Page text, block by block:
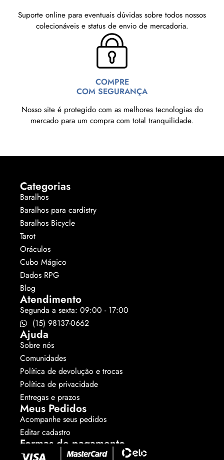
Suporte online para eventuais dúvidas sobre todos nossos
colecionáveis e status de envio de mercadoria.
COMPRE
COM SEGURANÇA
Nosso site é protegido com as melhores tecnologias do
mercado para um compra com total tranquilidade.
Categorias
Baralhos
Baralhos para cardistry
Baralhos Bicycle
Tarot
Oráculos
Cubo Mágico
Dados RPG
Blog
Atendimento
Segunda a sexta: 09:00 - 17:00
(15) 98137-0662
Ajuda
Sobre nós
Comunidades
Política de devolução e trocas
Política de privacidade
Entregas e prazos
Meus Pedidos
Acompanhe seus pedidos
Editar cadastro
Formas de pagamento